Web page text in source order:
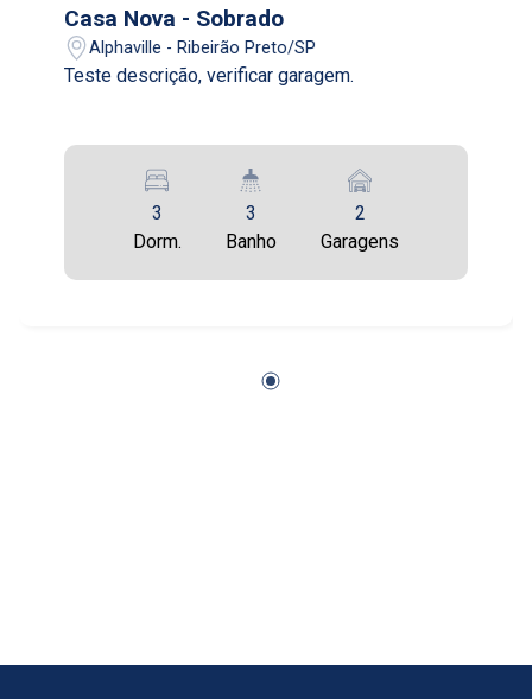
Casa Nova - Sobrado
Alphaville - Ribeirão Preto/SP
Teste descrição, verificar garagem.
3
Dorm.
3
Banho
2
Garagens